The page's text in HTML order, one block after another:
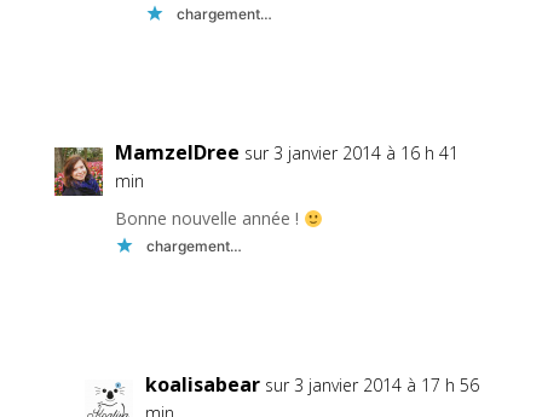
chargement…
MamzelDree sur 3 janvier 2014 à 16 h 41
min
Bonne nouvelle année !
chargement…
koalisabear sur 3 janvier 2014 à 17 h 56